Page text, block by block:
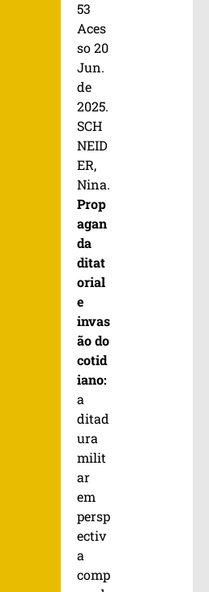
53
Aces
so 20
Jun.
de
2025.
SCH
NEID
ER,
Nina.
Prop
agan
da
ditat
orial
e
invas
ão do
cotid
iano:
a
ditad
ura
milit
ar
em
persp
ectiv
a
comp